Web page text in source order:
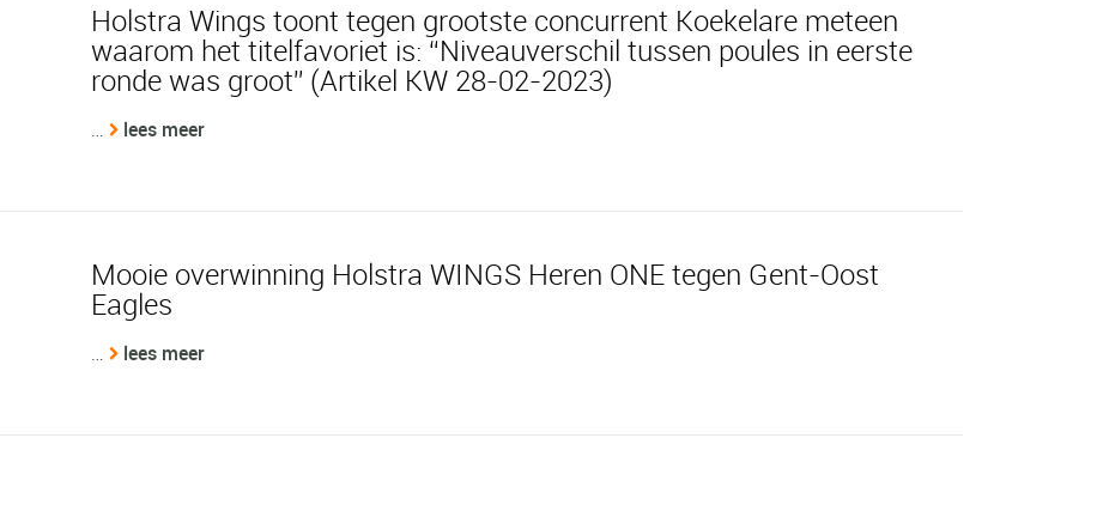
Holstra Wings toont tegen grootste concurrent Koekelare meteen
waarom het titelfavoriet is: “Niveauverschil tussen poules in eerste
ronde was groot” (Artikel KW 28-02-2023)
… lees meer
Mooie overwinning Holstra WINGS Heren ONE tegen Gent-Oost
Eagles
… lees meer